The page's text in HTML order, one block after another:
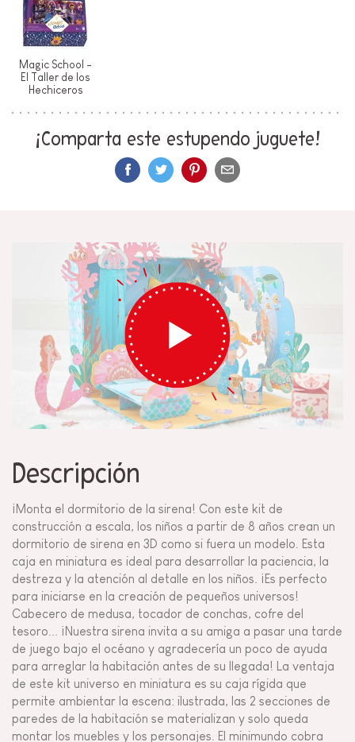
Magic School -
El Taller de los
Hechiceros
¡Comparta este estupendo juguete!
Descripción
¡Monta el dormitorio de la sirena! Con este kit de
construcción a escala, los niños a partir de 8 años crean un
dormitorio de sirena en 3D como si fuera un modelo. Esta
caja en miniatura es ideal para desarrollar la paciencia, la
destreza y la atención al detalle en los niños. ¡Es perfecto
para iniciarse en la creación de pequeños universos!
Cabecero de medusa, tocador de conchas, cofre del
tesoro... ¡Nuestra sirena invita a su amiga a pasar una tarde
de juego bajo el océano y agradecería un poco de ayuda
para arreglar la habitación antes de su llegada! La ventaja
de este kit universo en miniatura es su caja rígida que
permite ambientar la escena: ilustrada, las 2 secciones de
paredes de la habitación se materializan y solo queda
montar los muebles y los personajes. El minimundo cobra